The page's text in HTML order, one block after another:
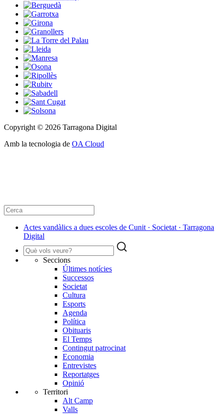
Copyright © 2026 Tarragona Digital
Amb la tecnologia de OA Cloud
Actes vandàlics a dues escoles de Cunit · Societat · Tarragona
Digital
Seccions
Últimes notícies
Successos
Societat
Cultura
Esports
Agenda
Política
Obituaris
El Temps
Contingut patrocinat
Economia
Entrevistes
Reportatges
Opinió
Territori
Alt Camp
Valls